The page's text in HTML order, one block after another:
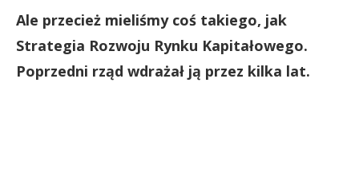
Ale przecież mieliśmy coś takiego, jak
Strategia Rozwoju Rynku Kapitałowego.
Poprzedni rząd wdrażał ją przez kilka lat.